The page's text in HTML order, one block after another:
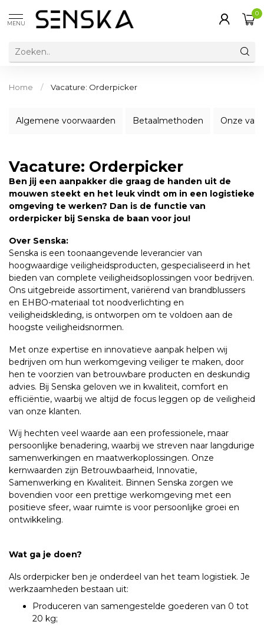
MENU
0
Home / Vacature: Orderpicker
Algemene voorwaarden Betaalmethoden Onze
Vacature: Orderpicker
Ben jij een aanpakker die graag de handen uit de
mouwen steekt en het leuk vindt om in een logistieke
omgeving te werken? Dan is de functie van
orderpicker bij Senska de baan voor jou!
Over Senska:
Senska is een toonaangevende leverancier van
hoogwaardige veiligheidsproducten, gespecialiseerd in het
bieden van complete veiligheidsoplossingen voor bedrijven.
Ons uitgebreide assortiment, variërend van brandblussers
en EHBO-materiaal tot noodverlichting en
veiligheidskleding, is ontworpen om te voldoen aan de
hoogste veiligheidsnormen.
Met onze expertise en innovatieve aanpak helpen wij
bedrijven om hun werkomgeving veiliger te maken, door
hen te voorzien van betrouwbare producten en deskundig
advies. Bij Senska geloven we in kwaliteit, comfort en
efficiëntie, waarbij we altijd de focus leggen op de veiligheid
van onze klanten.
Wij hechten veel waarde aan een professionele, maar
persoonlijke benadering, waarbij we streven naar langdurige
samenwerkingen en maatwerkoplossingen. Onze
kernwaarden zijn Betrouwbaarheid, Innovatie,
Samenwerking en Kwaliteit. Binnen Senska zorgen we
bovendien voor een prettige werkomgeving met een
positieve sfeer, waar ruimte is voor persoonlijke groei en
ontwikkeling.
Wat ga je doen?
Als orderpicker ben je onderdeel van het team logistiek. Je
werkzaamheden bestaan uit:
Produceren van samengestelde goederen van 0 tot
20 kg;